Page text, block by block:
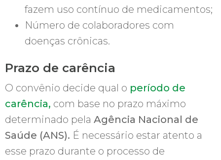
fazem uso contínuo de medicamentos;
Número de colaboradores com
doenças crônicas.
Prazo de carência
O convênio decide qual o período de
carência, com base no prazo máximo
determinado pela Agência Nacional de
Saúde (ANS). É necessário estar atento a
esse prazo durante o processo de